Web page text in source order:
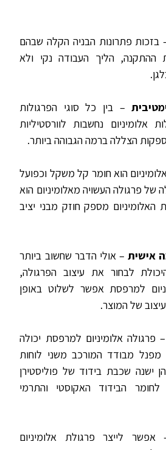
בזכות פתרונות הבניה הקלה שבהם
הליך העבודה נקי ולא
– בין כל סוגי הפרגולות
אלומיניום נחשבות לוורסטיליות
הצללה ברמה הגבוהה ביותר.
הוא חומר קל משקל וכפועל
של פרגולה העשויה מאלומיניום הוא
האלומיניום מספק חוזק מבני יציב
אישית– אולי הדבר שחשוב ביותר
לבחור את עיצוב הפרגולה,
למרפסת אפשר לשלוט באופן
של המוצר.
פרגולה אלומיניום למרפסת יכולה
מפנל מבודד המורכב משני לוחות
ישנה שכבת בידוד של פוליסטירן
הבידוד האקוסטי והתרמי
אפשר לייצר פרגולת אלומיניום